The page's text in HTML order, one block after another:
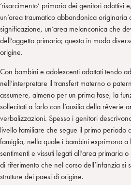
‘risarcimento’ primario dei genitori adottivi
un’area traumatico abbandonica
significazione, un’area melanconica che
dell’oggetto primario; questo in modo
origine.
Con bambini e adolescenti adottati tendo
nell’interpretare il transfert materno o
assumere, almeno per un prima fase, la
sollecitati a farlo con l’ausilio della rêverie
verbalizzazioni. Spesso i genitori
livello familiare che segue il primo periodo
famiglia, nella quale i bambini esprimono a
sentimenti e vissuti legati all’area primaria
di riferimento che nel corso dell’infanzia si
strutture dei paesi di origine.